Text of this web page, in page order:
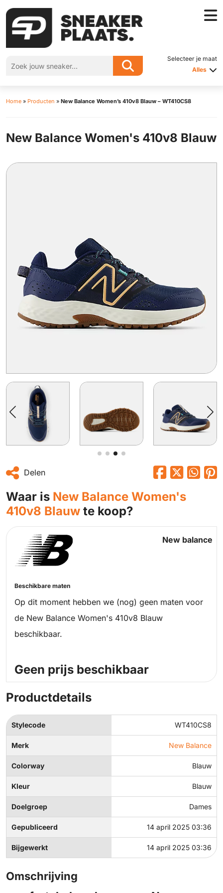
Selecteer je maat
Alles
Home » Producten » New Balance Women’s 410v8 Blauw – WT410CS8
New Balance Women's 410v8 Blauw
Delen
Waar is New Balance Women's
410v8 Blauw te koop?
New balance
Beschikbare maten
Op dit moment hebben we (nog) geen maten voor
de New Balance Women's 410v8 Blauw
beschikbaar.
Geen prijs beschikbaar
Productdetails
Stylecode WT410CS8
Merk New Balance
Colorway Blauw
Kleur Blauw
Doelgroep Dames
Gepubliceerd 14 april 2025 03:36
Bijgewerkt 14 april 2025 03:36
Omschrijving